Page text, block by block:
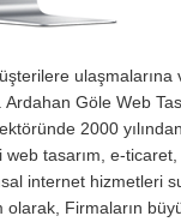
Ardahan Göle Web
2000
tasarım, e-
internet hizmetleri
olarak, Firmaların